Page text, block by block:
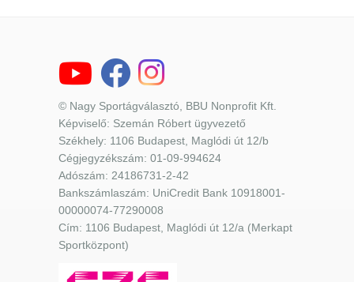
© Nagy Sportágválasztó, BBU Nonprofit Kft.
Képviselő: Szemán Róbert ügyvezető
Székhely: 1106 Budapest, Maglódi út 12/b
Cégjegyzékszám: 01-09-994624
Adószám: 24186731-2-42
Bankszámlaszám: UniCredit Bank 10918001-
00000074-77290008
Cím: 1106 Budapest, Maglódi út 12/a (Merkapt
Sportközpont)